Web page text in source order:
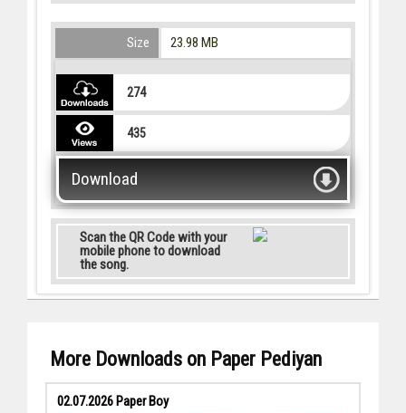
Size 23.98 MB
274
435
Download
Scan the QR Code with your
mobile phone to download
the song.
More Downloads on Paper Pediyan
02.07.2026 Paper Boy